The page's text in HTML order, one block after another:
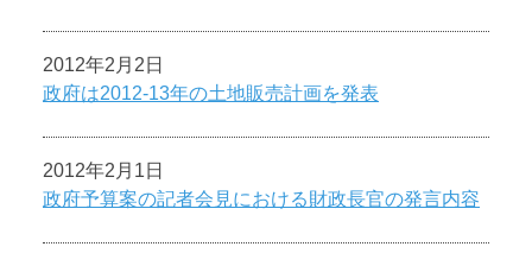
2012年2月2日
政府は2012-13年の土地販売計画を発表
2012年2月1日
政府予算案の記者会見における財政長官の発言内容